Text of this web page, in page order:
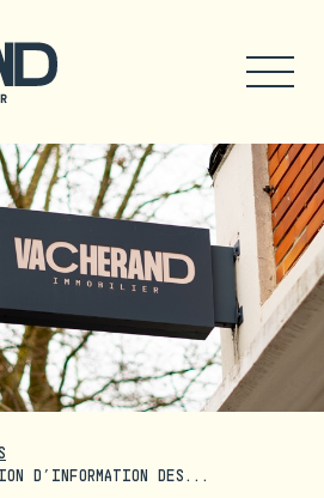
D’INFORMATION DES...